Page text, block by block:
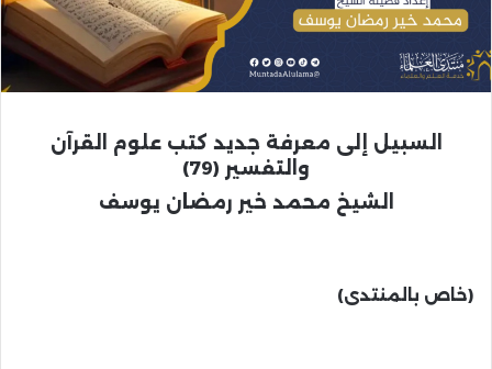
السبيل إلى معرفة جديد كتب علوم القرآن
والتفسير (79)
الشيخ محمد خير رمضان يوسف
(خاص بالمنتدى)